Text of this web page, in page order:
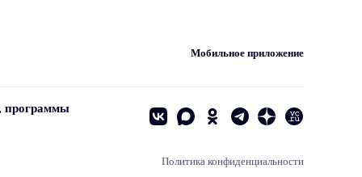
Мобильное приложение
программы
Политика конфиденциальности